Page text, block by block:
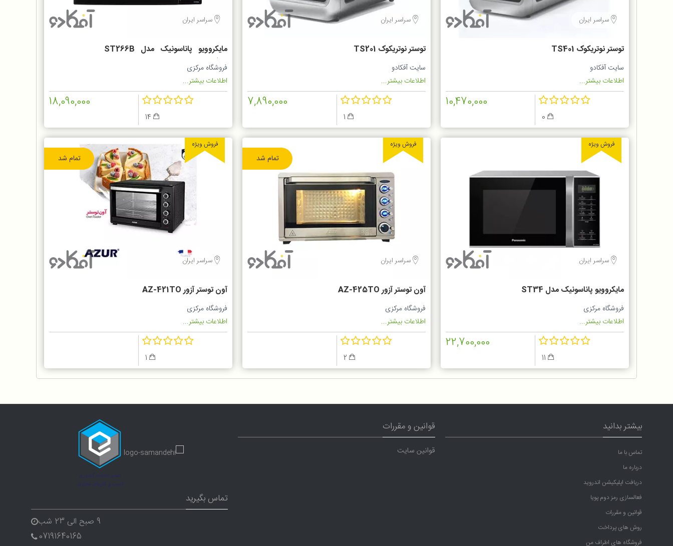
سراسر ایران
توستر نوتریکوک TS401
سایت آفکادو
اطلاعات بیشتر...
10,470,000
سراسر ایران
توستر نوتریکوک TS201
سایت آفکادو
اطلاعات بیشتر...
7,890,000
سراسر ایران
مایکروویو پاناسونیک مدل ST266B
ظرفیت ۲۰ لیتر با ۴ برنامه
فروشگاه مرکزی
اطلاعات بیشتر...
18,090,000
فروش ویژه
سراسر ایران
مایکروویو پاناسونیک مدل ST34
فروشگاه مرکزی
اطلاعات بیشتر...
22,700,000
تمام شد
فروش ویژه
سراسر ایران
آون توستر آزور AZ-425TO
فروشگاه مرکزی
اطلاعات بیشتر...
تمام شد
فروش ویژه
سراسر ایران
آون توستر آزور AZ-421TO
فروشگاه مرکزی
اطلاعات بیشتر...
بیشتر بدانید
تماس با ما
درباره ما
دریافت اپلیکیشن اندروید
فعالسازی رمز دوم پویا
قوانین و مقررات
روش های پرداخت
فروشگاه های اطراف من
قوانین و مقررات
قوانین سایت
تماس بگیرید
9 صبح الی 23 شب
07191640165